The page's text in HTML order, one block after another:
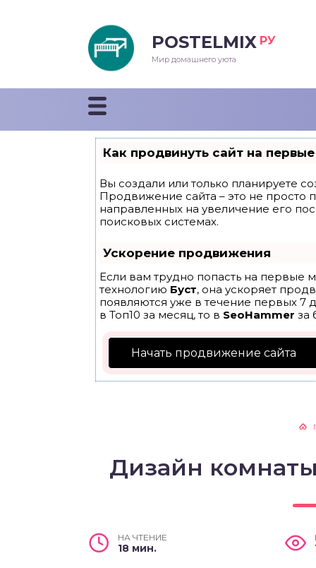
POSTELMIX РУ
Мир домашнего уюта
Как продвинуть сайт на
Вы создали или только планируете
Продвижение сайта – это не просто
направленных на увеличение его
поисковых системах.
Ускорение продвижения
Если вам трудно попасть на первые
технологию Буст, она ускоряет
появляются уже в течение первых 7
в Топ10 за месяц, то в SeoHammer за
Начать продвижение сайта
Дизайн
НА ЧТЕНИЕ
18 мин.